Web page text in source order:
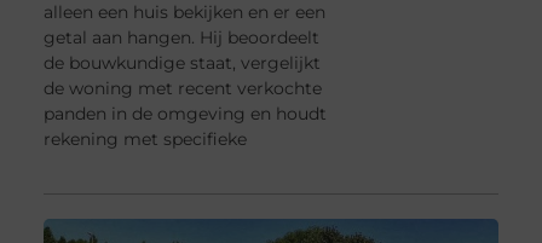
alleen een huis bekijken en er een
getal aan hangen. Hij beoordeelt
de bouwkundige staat, vergelijkt
de woning met recent verkochte
panden in de omgeving en houdt
rekening met specifieke